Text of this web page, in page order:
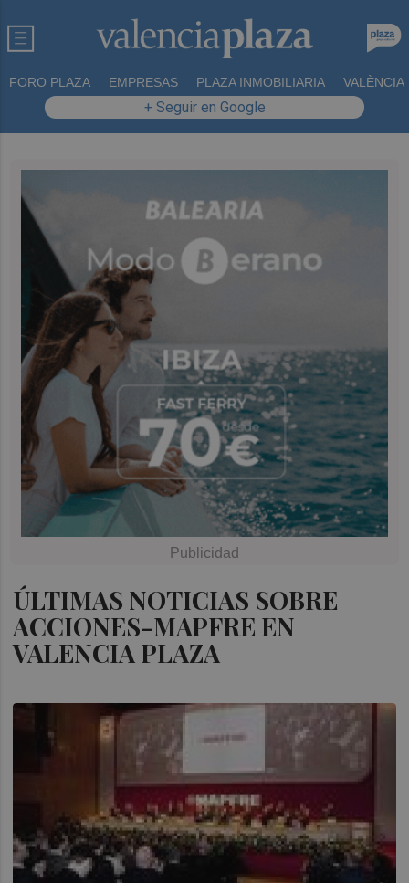
FORO PLAZA EMPRESAS PLAZA INMOBILIARIA VALÈNCIA
+ Seguir en Google
ÚLTIMAS NOTICIAS SOBRE
ACCIONES-MAPFRE EN
VALENCIA PLAZA